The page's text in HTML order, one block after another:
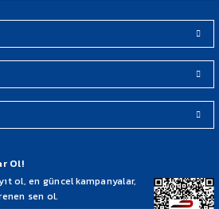
olmalı.
Ol!
ol, en güncel kampanyalar,
sen ol.